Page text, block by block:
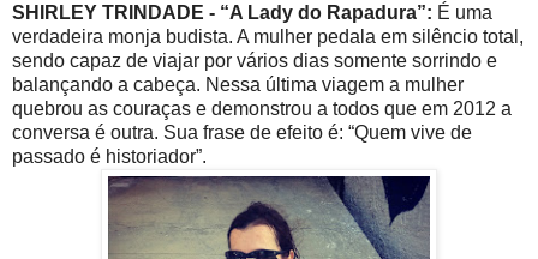
SHIRLEY TRINDADE - “A Lady do Rapadura”: É uma
verdadeira monja budista. A mulher pedala em silêncio total,
sendo capaz de viajar por vários dias somente sorrindo e
balançando a cabeça. Nessa última viagem a mulher
quebrou as couraças e demonstrou a todos que em 2012 a
conversa é outra. Sua frase de efeito é: “Quem vive de
passado é historiador”.